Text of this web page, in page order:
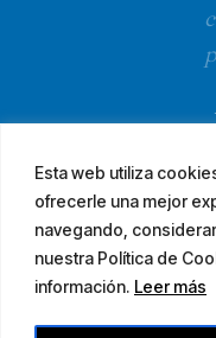
Esta web utiliza
ofrecerle una mejor
navegando,
nuestra Política de
información. Leer más